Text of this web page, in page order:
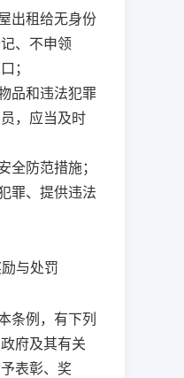
出租给无身份
、不申领
；
品和违法犯罪
，应当及时
全防范措施；
罪、提供违法
与处罚
条例，有下列
府及其有关
表彰、奖